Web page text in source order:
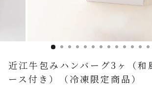
近江牛包みハンバーグ3ヶ（和
ース付き）（冷凍限定商品）